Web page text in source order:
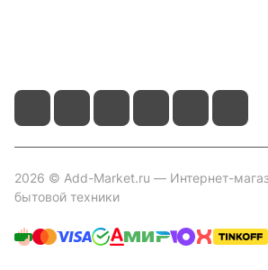
2026 © Add-Market.ru — Интернет-
бытовой техники